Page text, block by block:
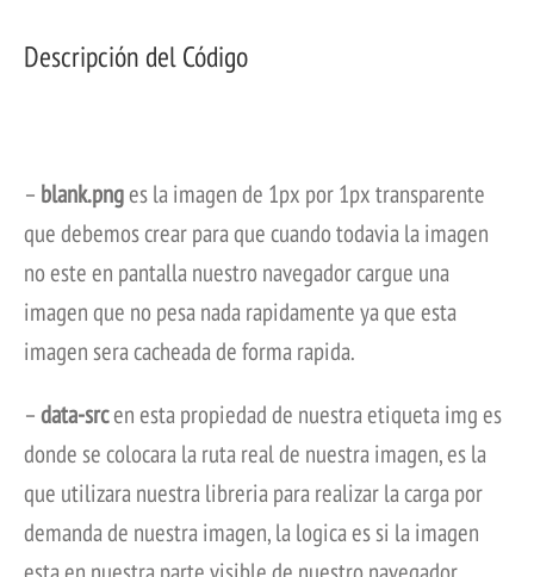
Descripción del Código
– blank.pnges la imagen de 1px por 1px transparente
que debemos crear para que cuando todavia la imagen
no este en pantalla nuestro navegador cargue una
imagen que no pesa nada rapidamente ya que esta
imagen sera cacheada de forma rapida.
–data-srcen esta propiedad de nuestra etiqueta img es
donde se colocara la ruta real de nuestra imagen, es la
que utilizara nuestra libreria para realizar la carga por
demanda de nuestra imagen, la logica es si la imagen